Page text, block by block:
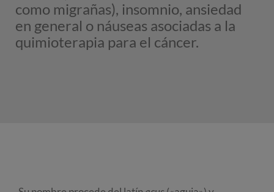
como migrañas), insomnio, ansiedad
en general o náuseas asociadas a la
quimioterapia para el cáncer.